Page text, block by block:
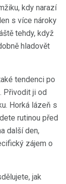
kdy narazí
s více nároky
tehdy, když
hladovět
tendenci po
Přivodit ji od
Horká lázeň s
rutinou před
další den,
zájem o
jak